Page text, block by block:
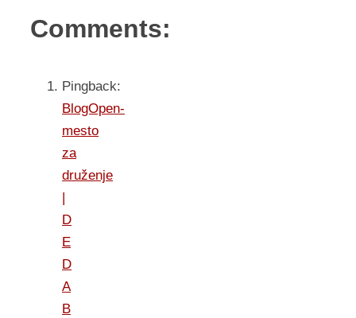
Comments:
Pingback:
BlogOpen-
mesto
za
druženje
|
D
E
D
A
B